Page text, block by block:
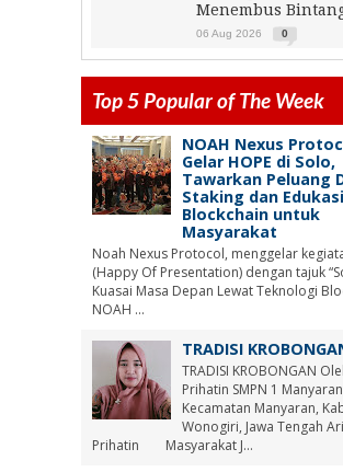
Menembus
06 Aug 2026 0
Top 5 Popular of The Week
NOAH Nexus
Gelar HOPE di Solo,
Tawarkan Peluang
Staking dan Edukasi
Blockchain untuk
Masyarakat
Noah Nexus Protocol, menggelar
(Happy Of Presentation) dengan tajuk
Kuasai Masa Depan Lewat Teknologi
NOAH ...
TRADISI
TRADISI KROBONGAN
Prihatin SMPN 1
Kecamatan Manyaran,
Wonogiri, Jawa Tengah
Prihatin Masyarakat J...